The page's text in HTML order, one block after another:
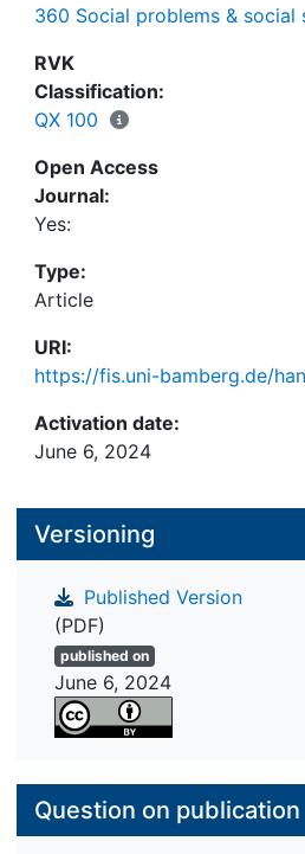
360 Social problems & social
RVK
Classification:
QX 100
Open Access
Journal:
Yes:
Type:
Article
URI:
https://fis.uni-bamberg.de/
Activation date:
June 6, 2024
Versioning
Published Version
(PDF)
published on
June 6, 2024
Question on publication